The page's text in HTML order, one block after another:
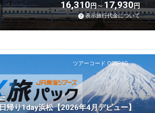
16,310円 17,930円
表示旅行代金について
ツアーコード Q02P6G
帰り1day浜松【2026年4月デビュー】